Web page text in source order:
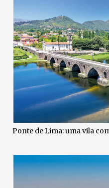
Ponte de Lima: uma vila